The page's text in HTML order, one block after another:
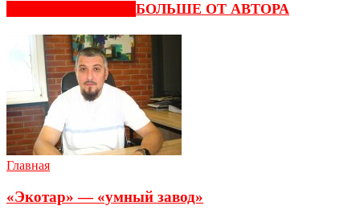
БОЛЬШЕ ОТ АВТОРА
Главная
«Экотар» — «умный завод»